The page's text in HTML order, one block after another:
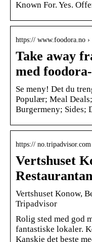
Known For. Yes.
https:// www.foodora.no ›
Take away
med
Se meny! Det du
Populær; Meal
Burgermeny; Sides;
https://
Vertshuset
Vertshuset Konow,
Tripadvisor
Rolig sted med god
fantastiske lokaler.
Kanskje det beste